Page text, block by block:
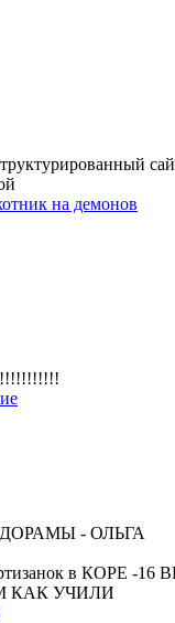
на демонов
- ОЛЬГА
в КОРЕ -16
КАК УЧИЛИ